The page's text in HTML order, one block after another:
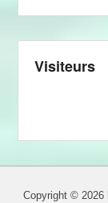
Visiteurs
Copyright © 2026